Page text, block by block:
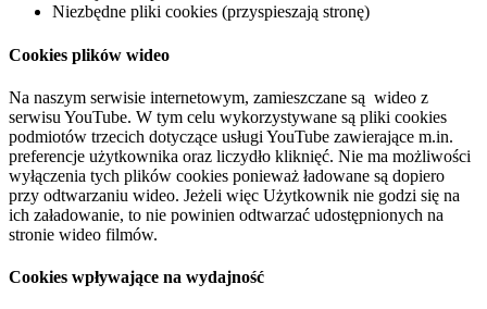
Niezbędne pliki cookies (przyspieszają stronę)
Cookies plików wideo
Na naszym serwisie internetowym, zamieszczane są wideo z
serwisu YouTube. W tym celu wykorzystywane są pliki cookies
podmiotów trzecich dotyczące usługi YouTube zawierające m.in.
preferencje użytkownika oraz liczydło kliknięć. Nie ma możliwości
wyłączenia tych plików cookies ponieważ ładowane są dopiero
przy odtwarzaniu wideo. Jeżeli więc Użytkownik nie godzi się na
ich załadowanie, to nie powinien odtwarzać udostępnionych na
stronie wideo filmów.
Cookies wpływające na wydajność